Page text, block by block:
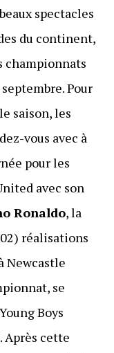
spectacles
du continent,
championnats
Pour
saison, les
vous avec à
pour les
avec son
Ronaldo, la
réalisations
Newcastle
se
Boys
Après cette